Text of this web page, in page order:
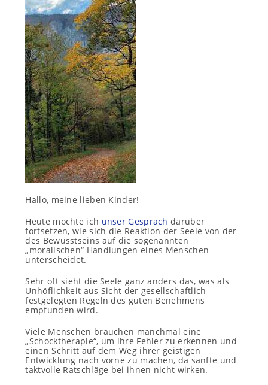
Hallo, meine lieben Kinder!
Heute möchte ich unser Gespräch darüber
fortsetzen, wie sich die Reaktion der Seele von der
des Bewusstseins auf die sogenannten
„moralischen“ Handlungen eines Menschen
unterscheidet.
Sehr oft sieht die Seele ganz anders das, was als
Unhöflichkeit aus Sicht der gesellschaftlich
festgelegten Regeln des guten Benehmens
empfunden wird.
Viele Menschen brauchen manchmal eine
„Schocktherapie“, um ihre Fehler zu erkennen und
einen Schritt auf dem Weg ihrer geistigen
Entwicklung nach vorne zu machen, da sanfte und
taktvolle Ratschläge bei ihnen nicht wirken.